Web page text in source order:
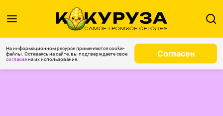
На информационном ресурсе применяются cookie-
файлы. Оставаясь на сайте, вы подтверждаете свое
согласиена их использование.
Согласен